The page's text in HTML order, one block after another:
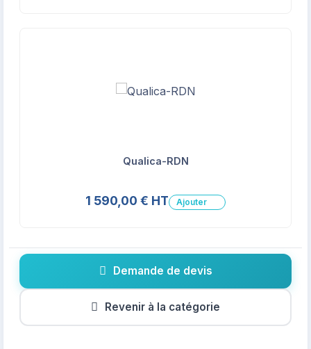
Qualica-RDN
1 590,00 € HT Ajouter
Demande de devis
Revenir à la catégorie